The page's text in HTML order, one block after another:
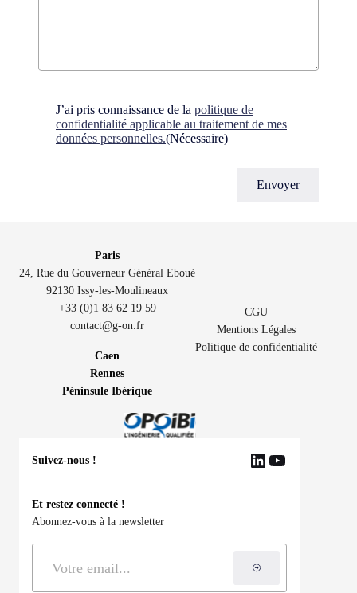
Consent(Nécessaire)
J’ai pris connaissance de la politique de
confidentialité applicable au traitement de mes
données personnelles.(Nécessaire)
Paris
24, Rue du Gouverneur Général Eboué
92130 Issy-les-Moulineaux
+33 (0)1 83 62 19 59
contact@g-on.fr
Caen
Rennes
Péninsule Ibérique
CGU
Mentions Légales
Politique de confidentialité
Suivez-nous ! LinkedIn
YouTube
Et restez connecté !
Abonnez-vous à la newsletter